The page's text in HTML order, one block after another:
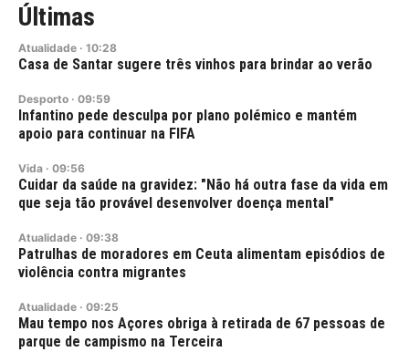
Últimas
Atualidade · 10:28
Casa de Santar sugere três vinhos para brindar ao verão
Desporto · 09:59
Infantino pede desculpa por plano polémico e mantém
apoio para continuar na FIFA
Vida · 09:56
Cuidar da saúde na gravidez: "Não há outra fase da vida em
que seja tão provável desenvolver doença mental"
Atualidade · 09:38
Patrulhas de moradores em Ceuta alimentam episódios de
violência contra migrantes
Atualidade · 09:25
Mau tempo nos Açores obriga à retirada de 67 pessoas de
parque de campismo na Terceira